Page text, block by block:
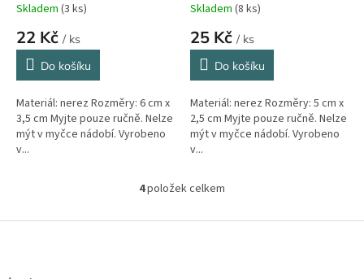
Skladem (3 ks)
22 Kč / ks
Do košíku
Materiál: nerez Rozměry: 6 cm x
3,5 cm Myjte pouze ručně. Nelze
mýt v myčce nádobí. Vyrobeno
v...
Skladem (8 ks)
25 Kč / ks
Do košíku
Materiál: nerez Rozměry: 5 cm x
2,5 cm Myjte pouze ručně. Nelze
mýt v myčce nádobí. Vyrobeno
v...
O
l
4položek celkem
Z